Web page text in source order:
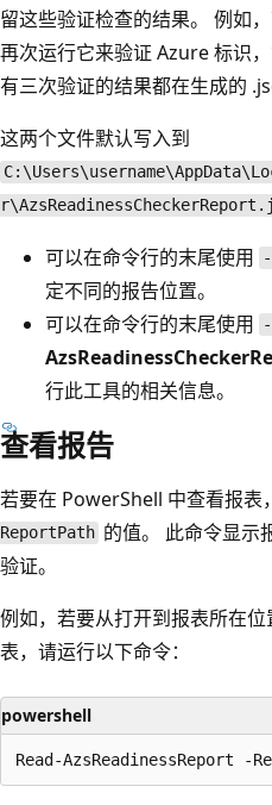
留这些验证检查的结果。 例如
再次运行它来验证 Azure 标识
有三次验证的结果都在生成的
这两个文件默认写入到
可以在命令行的末尾使用
定不同的报告位置。
可以在命令行的末尾使用
行此工具的相关信息。
查看报告
若要在 PowerShell 中查看报表
ReportPath 的值。 此命令显示
验证。
例如，若要从打开到报表所在
表，请运行以下命令：
powershell